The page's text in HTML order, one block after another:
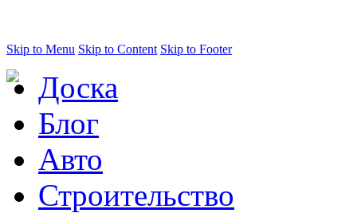
Skip to Menu Skip to Content Skip to Footer
Доска
Блог
Авто
Строительство